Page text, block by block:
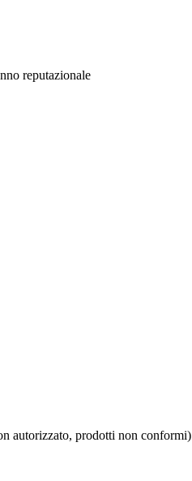
reputazionale
autorizzato, prodotti non conformi)